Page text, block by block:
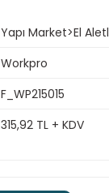
Yapı Market>El
Workpro
F_WP215015
315,92 TL + KDV